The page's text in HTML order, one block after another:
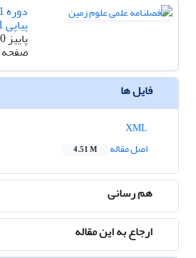
پیاپی 121
پاییز 1400
صفحه
فایل ها
اصل مقاله
4.51 M
هم رسانی
ارجاع به این مقاله